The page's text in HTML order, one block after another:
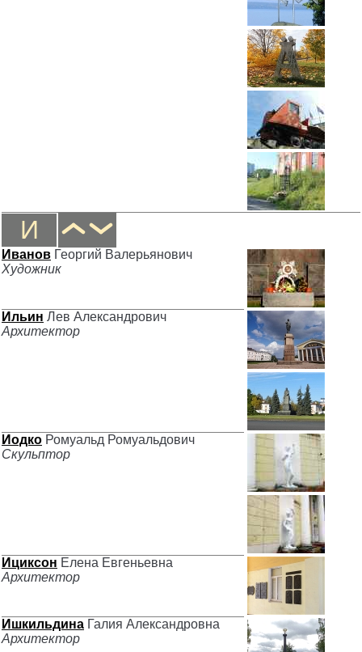
И
Иванов Георгий Валерьянович
Художник
Ильин Лев Александрович
Архитектор
Иодко Ромуальд Ромуальдович
Скульптор
Ициксон Елена Евгеньевна
Архитектор
Ишкильдина Галия Александровна
Архитектор